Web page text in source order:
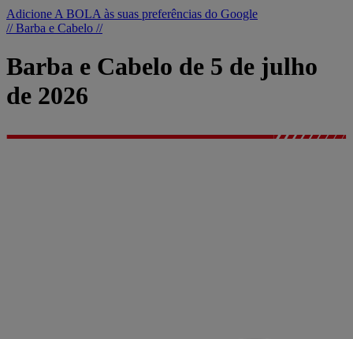
Adicione A BOLA às suas preferências do Google
// Barba e Cabelo //
Barba e Cabelo de 5 de julho
de 2026